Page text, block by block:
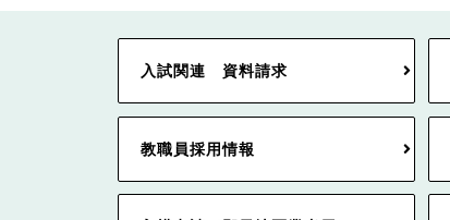
入試関連 資料請求
教職員採用情報